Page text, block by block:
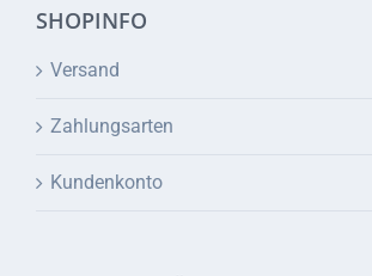
SHOPINFO
Versand
Zahlungsarten
Kundenkonto